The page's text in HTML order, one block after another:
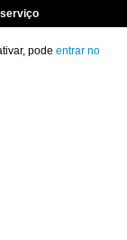
pode entrar no